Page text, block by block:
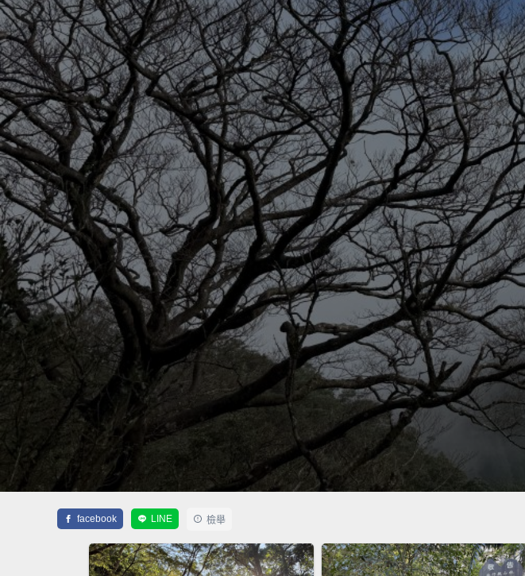
facebook LINE 檢舉